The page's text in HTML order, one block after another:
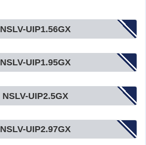
NSLV-UIP1.56GX
NSLV-UIP1.95GX
NSLV-UIP2.5GX
NSLV-UIP2.97GX